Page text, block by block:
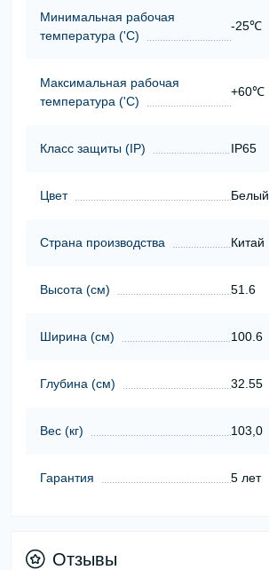
Минимальная рабочая
температура ('С)
-25℃
Максимальная рабочая
температура ('С)
+60℃
Класс защиты (ІР) IP65
Цвет Белый
Страна производства Китай
Высота (cм) 51.6
Ширина (cм) 100.6
Глубина (cм) 32.55
Вес (кг) 103,0
Гарантия 5 лет
Отзывы